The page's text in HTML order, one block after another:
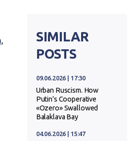
,
SIMILAR
POSTS
09.06.2026 | 17:30
Urban Ruscism. How
Putin’s Cooperative
«Ozero» Swallowed
Balaklava Bay
04.06.2026 | 15:47